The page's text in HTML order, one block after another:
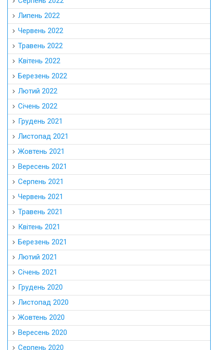
Липень 2022
Червень 2022
Травень 2022
Квітень 2022
Березень 2022
Лютий 2022
Січень 2022
Грудень 2021
Листопад 2021
Жовтень 2021
Вересень 2021
Серпень 2021
Червень 2021
Травень 2021
Квітень 2021
Березень 2021
Лютий 2021
Січень 2021
Грудень 2020
Листопад 2020
Жовтень 2020
Вересень 2020
Серпень 2020